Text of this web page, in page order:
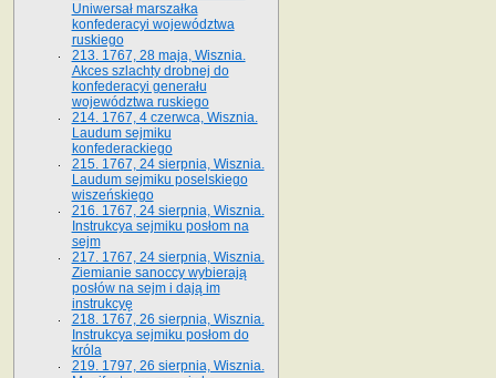
Uniwersał marszałka
konfederacyi województwa
ruskiego
213. 1767, 28 maja, Wisznia.
Akces szlachty drobnej do
konfederacyi generału
województwa ruskiego
214. 1767, 4 czerwca, Wisznia.
Laudum sejmiku
konfederackiego
215. 1767, 24 sierpnia, Wisznia.
Laudum sejmiku poselskiego
wiszeńskiego
216. 1767, 24 sierpnia, Wisznia.
Instrukcya sejmiku posłom na
sejm
217. 1767, 24 sierpnia, Wisznia.
Ziemianie sanoccy wybierają
posłów na sejm i dają im
instrukcyę
218. 1767, 26 sierpnia, Wisznia.
Instrukcya sejmiku posłom do
króla
219. 1797, 26 sierpnia, Wisznia.